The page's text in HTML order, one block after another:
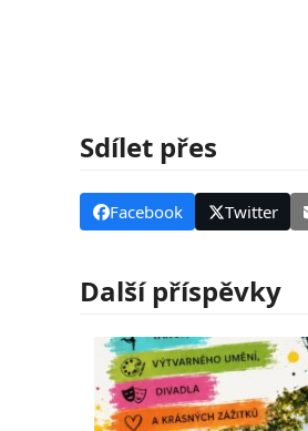
Sdílet přes
Facebook Twitter
Další příspěvky